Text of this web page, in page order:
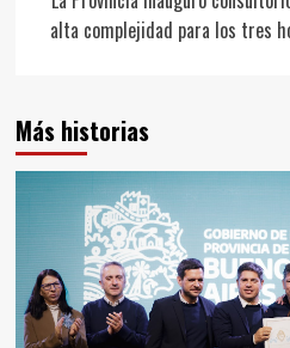
alta complejidad para los tres
Más historias